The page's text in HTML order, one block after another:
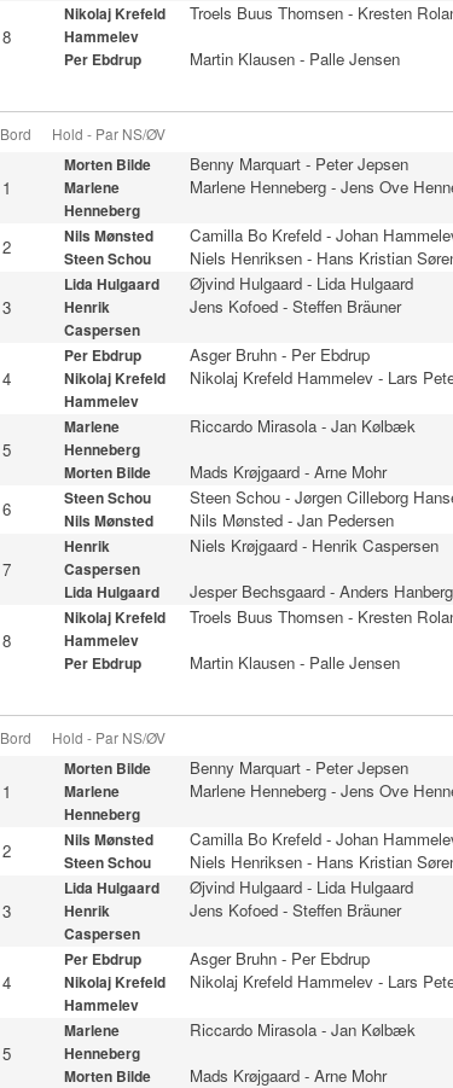
8
Nikolaj Krefeld
Hammelev
Troels Buus Thomsen- Kresten
Per Ebdrup Martin Klausen- Palle Jensen
Bord Hold - Par NS/ØV
1
Morten Bilde Benny Marquart- Peter Jepsen
Marlene
Henneberg
Marlene Henneberg- Jens Ove
2 Nils Mønsted Camilla Bo Krefeld- Johan
Steen Schou Niels Henriksen- Hans Kristian
3
Lida Hulgaard Øjvind Hulgaard- Lida Hulgaard
Henrik
Caspersen
Jens Kofoed- Steffen Bräuner
4
Per Ebdrup Asger Bruhn- Per Ebdrup
Nikolaj Krefeld
Hammelev
Nikolaj Krefeld Hammelev- Lars
5
Marlene
Henneberg
Riccardo Mirasola- Jan Kølbæk
Morten Bilde Mads Krøjgaard- Arne Mohr
6 Steen Schou Steen Schou- Jørgen Cilleborg
Nils Mønsted Nils Mønsted- Jan Pedersen
7
Henrik
Caspersen
Niels Krøjgaard- Henrik Caspersen
Lida Hulgaard Jesper Bechsgaard- Anders
8
Nikolaj Krefeld
Hammelev
Troels Buus Thomsen- Kresten
Per Ebdrup Martin Klausen- Palle Jensen
Bord Hold - Par NS/ØV
1
Morten Bilde Benny Marquart- Peter Jepsen
Marlene
Henneberg
Marlene Henneberg- Jens Ove
2 Nils Mønsted Camilla Bo Krefeld- Johan
Steen Schou Niels Henriksen- Hans Kristian
3
Lida Hulgaard Øjvind Hulgaard- Lida Hulgaard
Henrik
Caspersen
Jens Kofoed- Steffen Bräuner
4
Per Ebdrup Asger Bruhn- Per Ebdrup
Nikolaj Krefeld
Hammelev
Nikolaj Krefeld Hammelev- Lars
5
Marlene
Henneberg
Riccardo Mirasola- Jan Kølbæk
Morten Bilde Mads Krøjgaard- Arne Mohr